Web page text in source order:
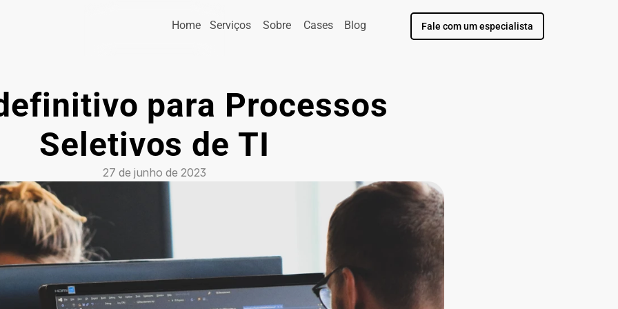
Cases
Home Sobre
Serviços Fale com um especialista
Blog
para Processos
Seletivos de TI
27 de junho de 2023